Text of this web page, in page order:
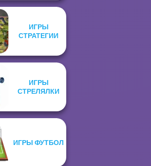
ИГРЫ
СТРАТЕГИИ
ИГРЫ
СТРЕЛЯЛКИ
ИГРЫ ФУТБОЛ